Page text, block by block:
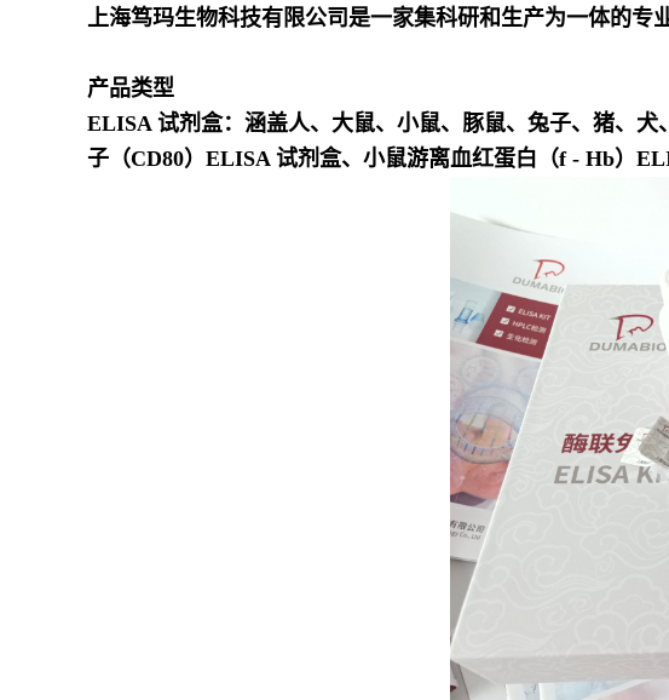
上海笃玛生物科技有限公司是一家集科研和生产为一体的
产品类型
ELISA 试剂盒：涵盖人、大鼠、小鼠、豚鼠、兔子、猪、犬
子（CD80）ELISA 试剂盒、小鼠游离血红蛋白（f - Hb）